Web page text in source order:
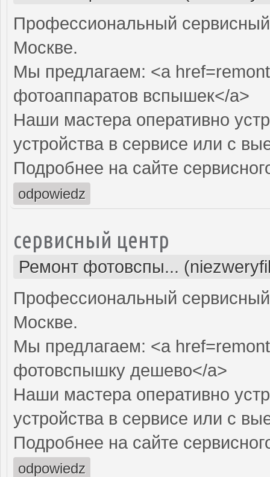
Профессиональный
Москве.
Мы предлагаем: <a
фотоаппаратов вспышек</a>
Наши мастера оперативно
устройства в сервисе или с
Подробнее на сайте
odpowiedz
сервисный центр
Ремонт фотовспы...
Профессиональный
Москве.
Мы предлагаем: <a
фотовспышку дешево</a>
Наши мастера оперативно
устройства в сервисе или с
Подробнее на сайте
odpowiedz